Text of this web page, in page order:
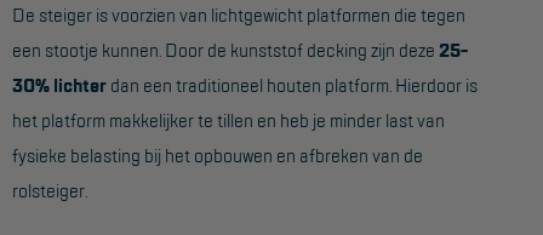
Autohoogwerkers
Project toepassingen
Laagbouw
Hoogbouw
De steiger is voorzien van lichtgewicht platformen die tegen
een stootje kunnen. Door de kunststof decking zijn deze 25-
30% lichter dan een traditioneel houten platform. Hierdoor is
het platform makkelijker te tillen en heb je minder last van
fysieke belasting bij het opbouwen en afbreken van de
rolsteiger.